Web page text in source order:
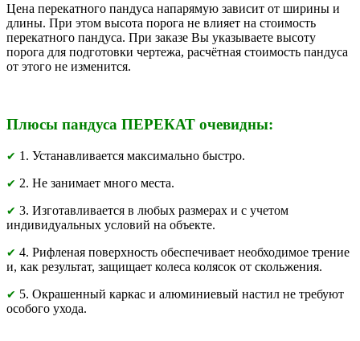
Цена перекатного пандуса напарямую зависит от ширины и
длины. При этом высота порога не влияет на стоимость
перекатного пандуса. При заказе Вы указываете высоту
порога для подготовки чертежа, расчётная стоимость пандуса
от этого не изменится.
Плюсы пандуса ПЕРЕКАТ очевидны:
✔ 1. Устанавливается максимально быстро.
✔ 2. Не занимает много места.
✔ 3. Изготавливается в любых размерах и с учетом
индивидуальных условий на объекте.
✔ 4. Рифленая поверхность обеспечивает необходимое трение
и, как результат, защищает колеса колясок от скольжения.
✔ 5. Окрашенный каркас и алюминиевый настил не требуют
особого ухода.